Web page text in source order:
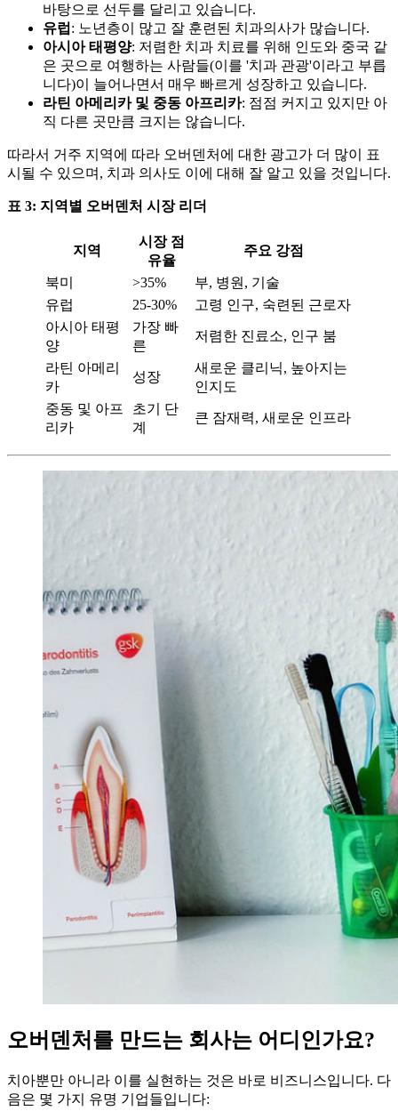
바탕으로 선두를 달리고 있습니다.
유럽 : 노년층이 많고 잘 훈련된 치과의사가 많습니다.
아시아 태평양: 저렴한 치과 치료를 위해 인도와 중국 같
은 곳으로 여행하는 사람들(이를 '치과 관광'이라고 부릅
니다)이 늘어나면서 매우 빠르게 성장하고 있습니다.
라틴 아메리카 및 중동 아프리카: 점점 커지고 있지만 아
직 다른 곳만큼 크지는 않습니다.
따라서 거주 지역에 따라 오버덴처에 대한 광고가 더 많이 표
시될 수 있으며, 치과 의사도 이에 대해 잘 알고 있을 것입니다.
표 3: 지역별 오버덴처 시장 리더
지역
시장 점
유율
주요 강점
북미 >35%
부, 병원, 기술
유럽
25-30%
고령 인구, 숙련된 근로자
아시아 태평
양
가장 빠
른
저렴한 진료소, 인구 붐
라틴 아메리
카
성장
새로운 클리닉, 높아지는
인지도
중동 및 아프
리카
초기 단
계
큰 잠재력, 새로운 인프라
오버덴처를 만드는 회사는 어디인가요?
치아뿐만 아니라 이를 실현하는 것은 바로 비즈니스입니다. 다
음은 몇 가지 유명 기업들입니다: